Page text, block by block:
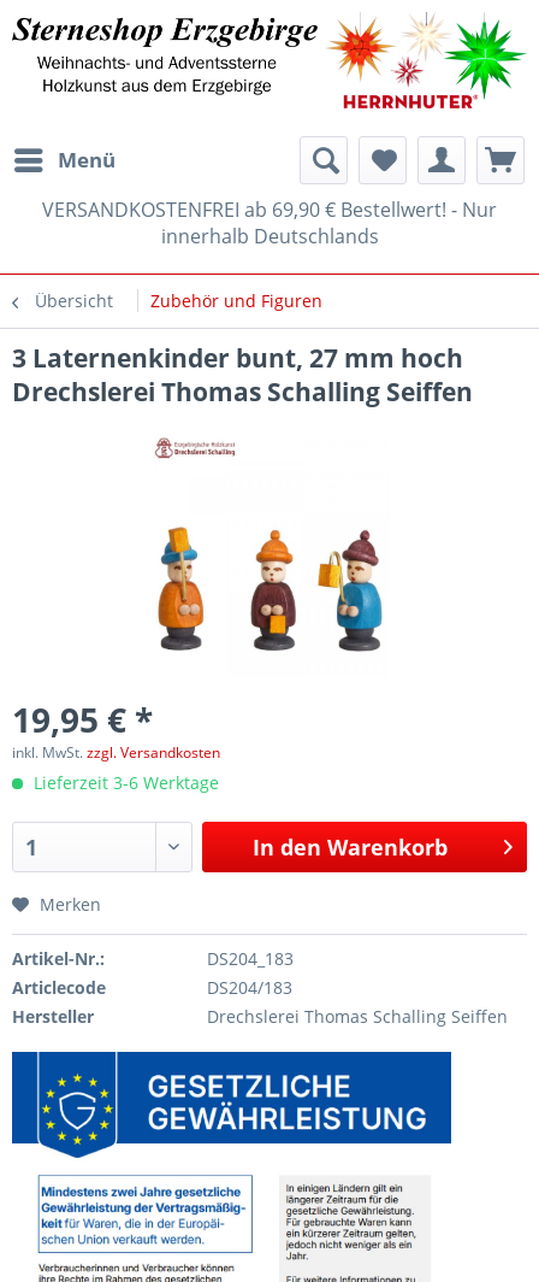
Menü
VERSANDKOSTENFREI ab 69,90 € Bestellwert! - Nur
innerhalb Deutschlands
Übersicht Zubehör und Figuren
3 Laternenkinder bunt, 27 mm hoch
Drechslerei Thomas Schalling Seiffen
19,95 € *
inkl. MwSt.zzgl. Versandkosten
Lieferzeit 3-6 Werktage
In den Warenkorb
Merken
Artikel-Nr.:
DS204_183
Articlecode
DS204/183
Hersteller
Drechslerei Thomas Schalling Seiffen